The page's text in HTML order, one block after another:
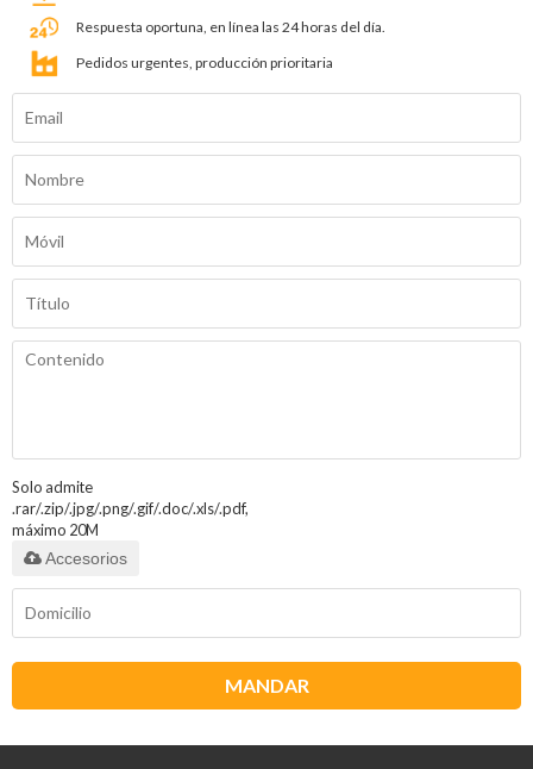
Respuesta oportuna, en línea las 24 horas del día.
Pedidos urgentes, producción prioritaria
Solo admite
.rar/.zip/.jpg/.png/.gif/.doc/.xls/.pdf,
máximo 20M
Accesorios
MANDAR